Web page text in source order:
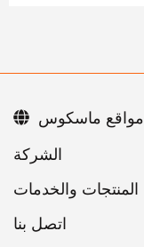
اتصل بنا
مواقع ماسكوس